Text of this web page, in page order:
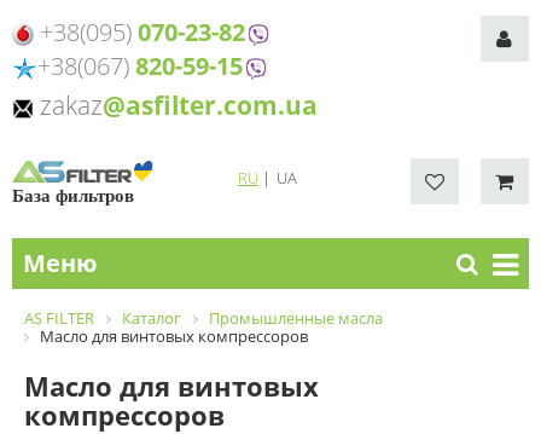
+38(095)070-23-82
+38(067)820-59-15
zakaz@asfilter.com.ua
База фильтров
RU| UA
Меню
AS FILTER Каталог
Промышленные масла
Масло для винтовых компрессоров
Масло для винтовых
компрессоров